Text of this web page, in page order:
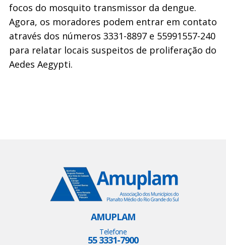
focos do mosquito transmissor da dengue.
Agora, os moradores podem entrar em contato
através dos números 3331-8897 e 55991557-240
para relatar locais suspeitos de proliferação do
Aedes Aegypti.
AMUPLAM
Telefone
55 3331-7900